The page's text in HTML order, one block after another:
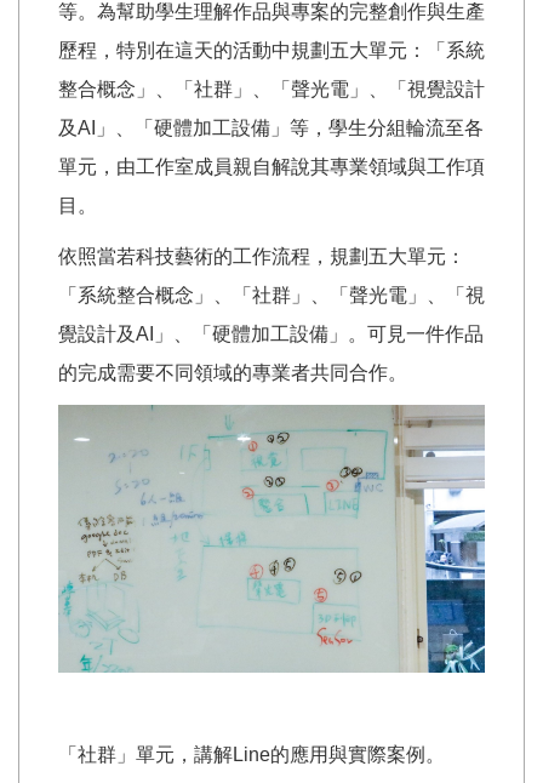
等。為幫助學生理解作品與專案的完整創作與生產
歷程，特別在這天的活動中規劃五大單元：「系統
整合概念」、「社群」、「聲光電」、「視覺設計
及AI」、「硬體加工設備」等，學生分組輪流至各
單元，由工作室成員親自解說其專業領域與工作項
目。
依照當若科技藝術的工作流程，規劃五大單元：
「系統整合概念」、「社群」、「聲光電」、「視
覺設計及AI」、「硬體加工設備」。可見一件作品
的完成需要不同領域的專業者共同合作。
「社群」單元，講解Line的應用與實際案例。